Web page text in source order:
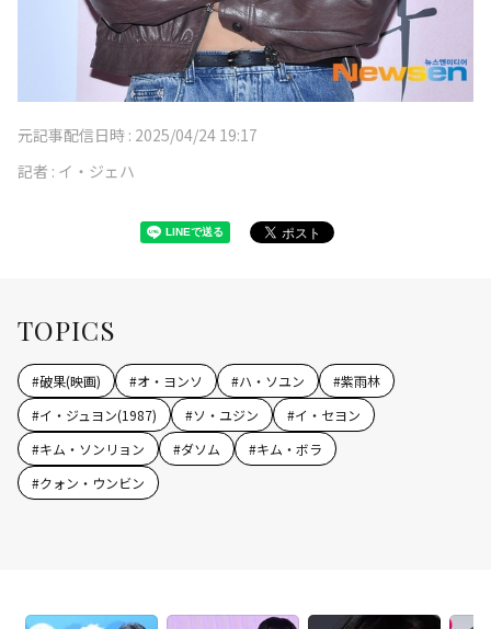
元記事配信日時 : 2025/04/24 19:17
記者 : イ・ジェハ
TOPICS
#破果(映画) #オ・ヨンソ #ハ・ソユン #紫雨林
#イ・ジュヨン(1987) #ソ・ユジン #イ・セヨン
#キム・ソンリョン #ダソム #キム・ボラ
#クォン・ウンビン